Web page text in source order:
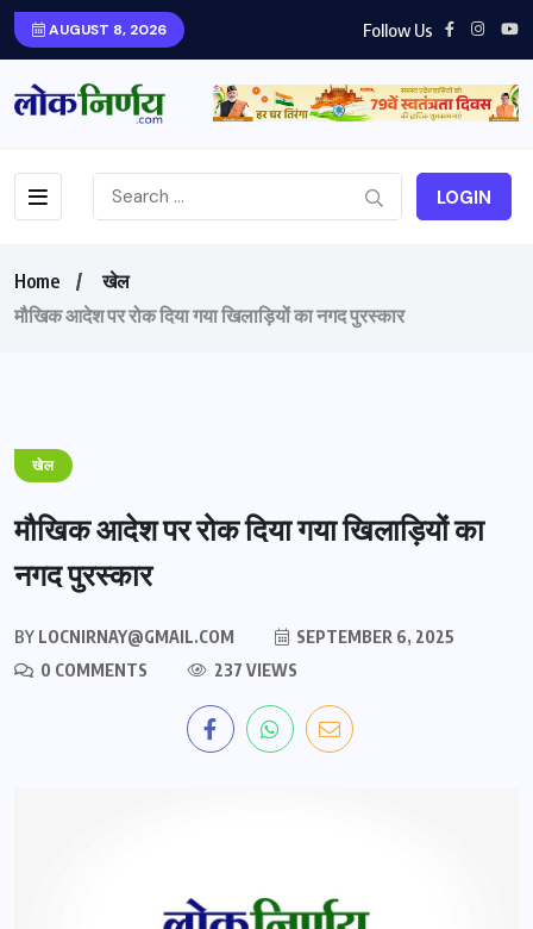
AUGUST 8, 2026 Follow Us
LOGIN
Home
खेल
मौखिक आदेश पर रोक दिया गया खिलाड़ियों का नगद पुरस्कार
खेल
मौखिक आदेश पर रोक दिया गया खिलाड़ियों का
नगद पुरस्कार
BY LOCNIRNAY@GMAIL.COM
SEPTEMBER 6, 2025
0 COMMENTS
237 VIEWS